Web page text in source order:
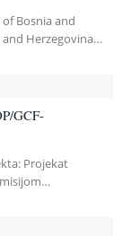
Bosnia and
Herzegovina…
GCF-
Projekat